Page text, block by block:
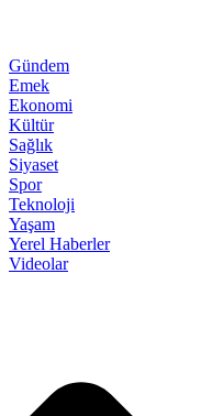
Gündem
Emek
Ekonomi
Kültür
Sağlık
Siyaset
Spor
Teknoloji
Yaşam
Yerel Haberler
Videolar